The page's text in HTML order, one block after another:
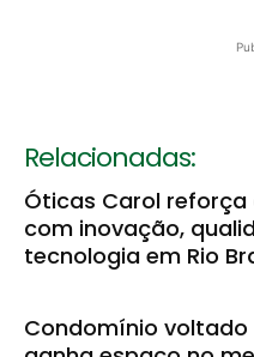
Relacionadas:
Óticas Carol
com inovação,
tecnologia em Rio
Condomínio voltado